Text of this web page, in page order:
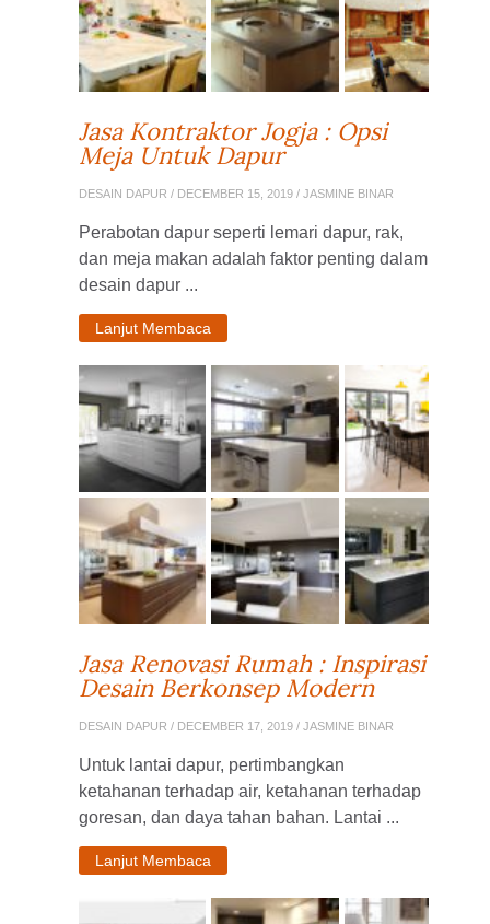
Jasa Kontraktor Jogja : Opsi
Meja Untuk Dapur
DESAIN DAPUR / DECEMBER 15, 2019 / JASMINE BINAR
Perabotan dapur seperti lemari dapur, rak,
dan meja makan adalah faktor penting dalam
desain dapur ...
Lanjut Membaca
Jasa Renovasi Rumah : Inspirasi
Desain Berkonsep Modern
DESAIN DAPUR / DECEMBER 17, 2019 / JASMINE BINAR
Untuk lantai dapur, pertimbangkan
ketahanan terhadap air, ketahanan terhadap
goresan, dan daya tahan bahan. Lantai ...
Lanjut Membaca